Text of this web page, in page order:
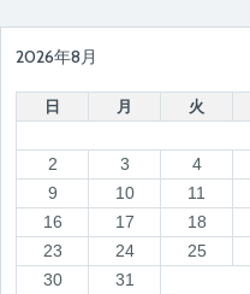
2026年8月
日 月 火
2
3 4
9
10 11
16
17 18
23
24 25
30
31